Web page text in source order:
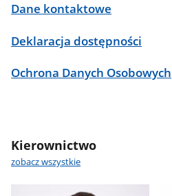
Dane kontaktowe
Deklaracja dostępności
Ochrona Danych Osobowych
Kierownictwo
zobacz wszystkie